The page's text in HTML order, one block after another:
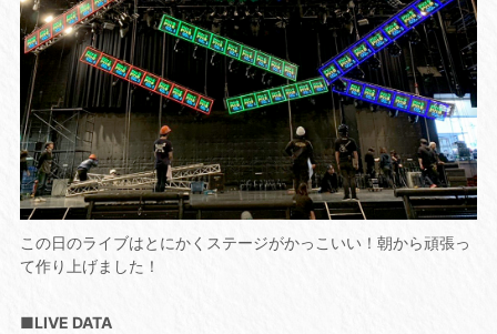
この日のライブはとにかくステージがかっこいい！朝から頑張っ
て作り上げました！
■LIVE DATA